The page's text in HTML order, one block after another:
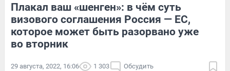
Плакал ваш «шенген»: в чём суть
визового соглашения Россия — ЕС,
которое может быть разорвано уже
во вторник
29 августа, 2022, 16:06 1 303 Обсудить